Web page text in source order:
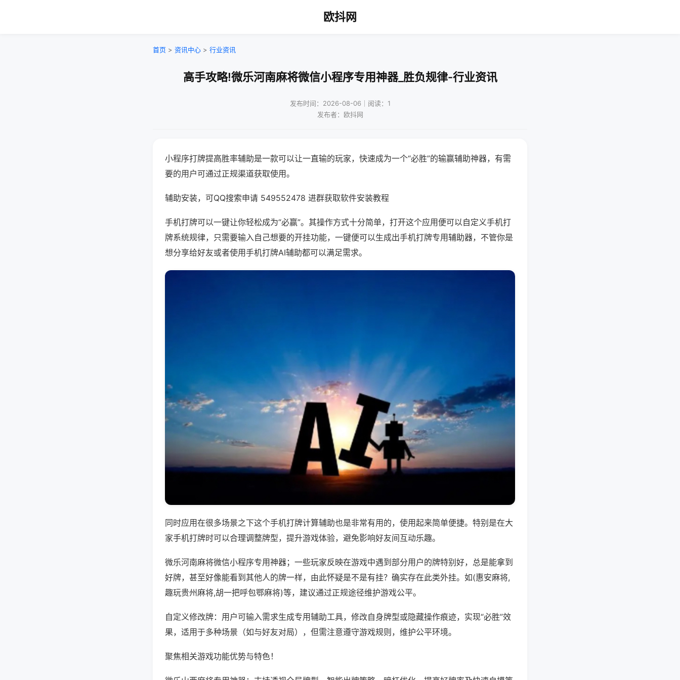
欧抖网
首页 > 资讯中心 > 行业资讯
高手攻略!微乐河南麻将微信小程序专用神器_胜负规律-行业资讯
发布时间：2026-08-06｜阅读：1
发布者：欧抖网
小程序打牌提高胜率辅助是一款可以让一直输的玩家，快速成为一个“必胜”的输赢辅助神器，有需
要的用户可通过正规渠道获取使用。
辅助安装，可QQ搜索申请 549552478 进群获取软件安装教程
手机打牌可以一键让你轻松成为“必赢”。其操作方式十分简单，打开这个应用便可以自定义手机打
牌系统规律，只需要输入自己想要的开挂功能，一键便可以生成出手机打牌专用辅助器，不管你是
想分享给好友或者使用手机打牌AI辅助都可以满足需求。
同时应用在很多场景之下这个手机打牌计算辅助也是非常有用的，使用起来简单便捷。特别是在大
家手机打牌时可以合理调整牌型，提升游戏体验，避免影响好友间互动乐趣。
微乐河南麻将微信小程序专用神器；一些玩家反映在游戏中遇到部分用户的牌特别好，总是能拿到
好牌，甚至好像能看到其他人的牌一样，由此怀疑是不是有挂？确实存在此类外挂。如(惠安麻将,
趣玩贵州麻将,胡一把呼包鄂麻将)等，建议通过正规途径维护游戏公平。
自定义修改牌：用户可输入需求生成专用辅助工具，修改自身牌型或隐藏操作痕迹，实现“必胜”效
果，适用于多种场景（如与好友对局），但需注意遵守游戏规则，维护公平环境。
聚焦相关游戏功能优势与特色！